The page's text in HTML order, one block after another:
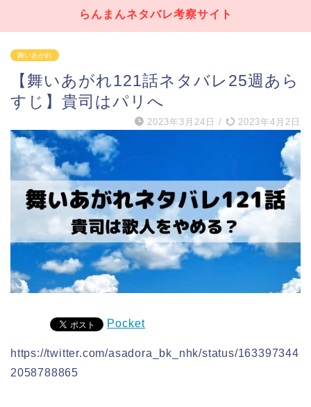
らんまんネタバレ考察サイト
舞いあがれ
【舞いあがれ121話ネタバレ25週あら
すじ】貴司はパリへ
2023年3月24日 / 2023年4月2日
Pocket
https://twitter.com/asadora_bk_nhk/status/163397344
2058788865